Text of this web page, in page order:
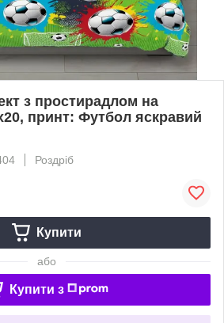
з простирадлом на
принт: Футбол яскравий
Роздріб
Купити
або
Купити з